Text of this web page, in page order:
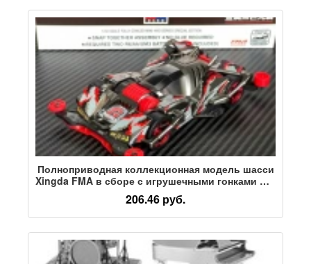
Полноприводная коллекционная модель шасси
Xingda FMA в сборе с игрушечными гонками Big
Mac, подарок для детей, подарок для
декомпрессии
206.46 руб.